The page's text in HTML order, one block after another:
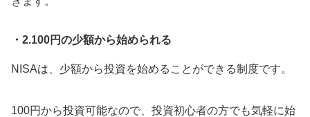
・2.100円の少額から始められる
NISAは、少額から投資を始めることができる制度です。
100円から投資可能なので、投資初心者の方でも気軽に始